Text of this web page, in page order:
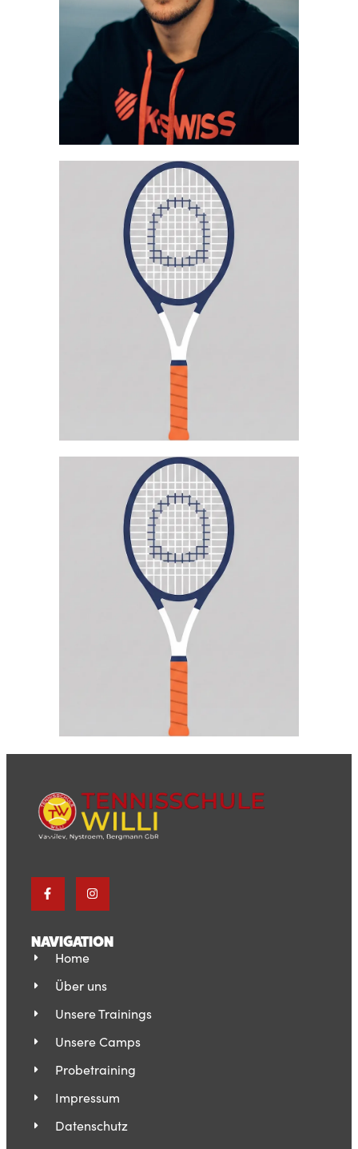
MARK DRAGOMIROV
Trainer
Mehr erfahren
DENNIS DRAGOMIROV
Trainer
Mehr erfahren
CHRIS WAITE
Trainer
Mehr erfahren
NAVIGATION
Home
Über uns
Unsere Trainings
Unsere Camps
Probetraining
Impressum
Datenschutz